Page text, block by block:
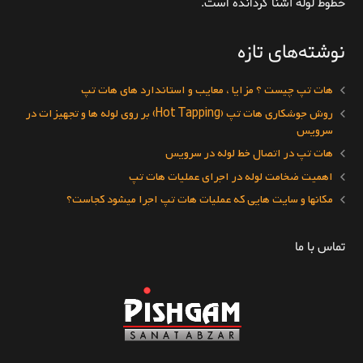
نوشته‌های تازه
هات تپ چیست ؟ مزایا ، معایب و استاندارد های هات تپ
روش جوشکاری هات تپ (Hot Tapping) بر روی لوله ها و تجهیزات در
سرویس
هات تپ در اتصال خط لوله در سرویس
اهمیت ضخامت لوله در اجرای عملیات هات تپ
مکانها و سایت هایی که عملیات هات تپ اجرا میشود کجاست؟
تماس با ما